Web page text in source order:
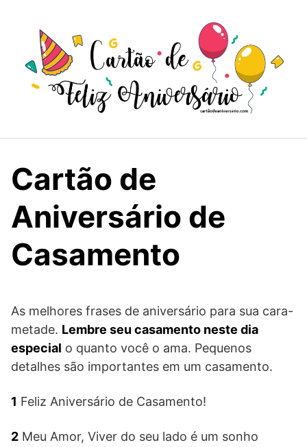
Cartão de
Aniversário de
Casamento
As melhores frases de aniversário para sua cara-
metade. Lembre seu casamento neste dia
especial o quanto você o ama. Pequenos
detalhes são importantes em um casamento.
1 Feliz Aniversário de Casamento!
2 Meu Amor, Viver do seu lado é um sonho